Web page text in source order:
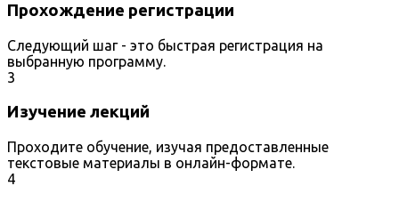
Прохождение регистрации
Следующий шаг - это быстрая регистрация на
выбранную программу.
3
Изучение лекций
Проходите обучение, изучая предоставленные
текстовые материалы в онлайн-формате.
4